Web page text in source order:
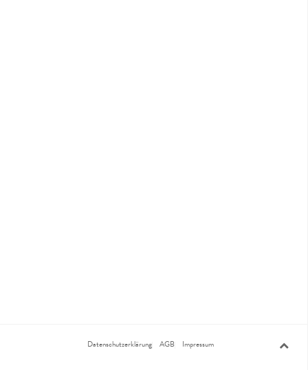
Datenschutzerklärung AGB Impressum